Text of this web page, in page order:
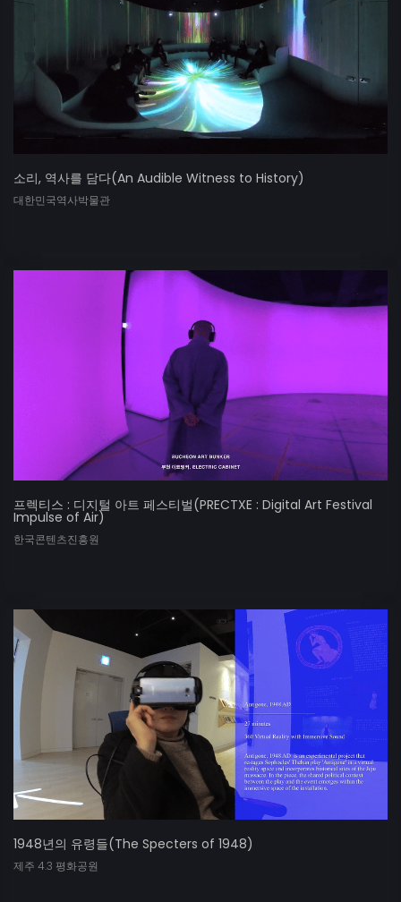
소리, 역사를 담다(An Audible Witness to History)
대한민국역사박물관
프렉티스 : 디지털 아트 페스티벌(PRECTXE : Digital Art Festival
Impulse of Air)
한국콘텐츠진흥원
1948년의 유령들(The Specters of 1948)
제주 4.3 평화공원